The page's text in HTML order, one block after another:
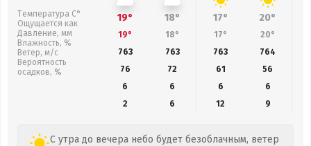
Температура С°
Ощущается как
Давление, мм
Влажность, %
Ветер, м/с
Вероятность
осадков, %
19° 18° 17° 20°
19° 18° 17° 20°
763
763 763 764
76
72 61 56
6
6 6
6
2
6 12 9
С утра до вечера небо будет безоблачным, ветер